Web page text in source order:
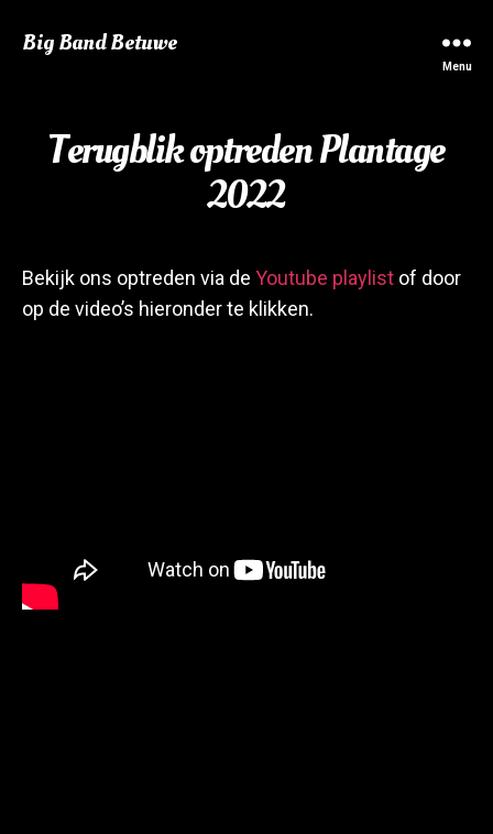
Big Band Betuwe
Menu
Terugblik optreden Plantage
2022
Bekijk ons optreden via de Youtube playlist of door
op de video’s hieronder te klikken.